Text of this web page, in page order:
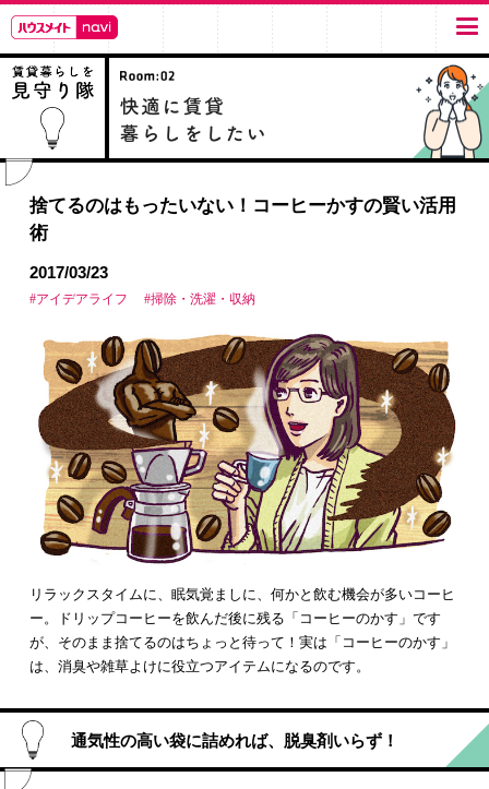
捨てるのはもったいない！コーヒーかすの賢い活用
術
2017/03/23
#アイデアライフ #掃除・洗濯・収納
リラックスタイムに、眠気覚ましに、何かと飲む機会が多いコーヒ
ー。ドリップコーヒーを飲んだ後に残る「コーヒーのかす」です
が、そのまま捨てるのはちょっと待って！実は「コーヒーのかす」
は、消臭や雑草よけに役立つアイテムになるのです。
通気性の高い袋に詰めれば、脱臭剤いらず！